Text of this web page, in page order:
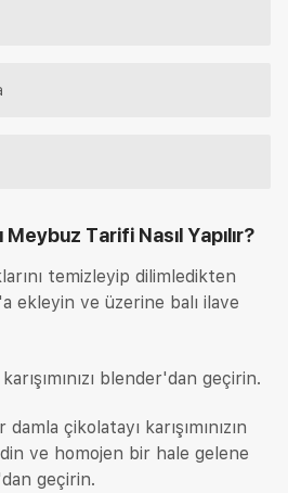
Meybuz Tarifi Nasıl Yapılır?
temizleyip dilimledikten
ekleyin ve üzerine balı ilave
blender'dan geçirin.
çikolatayı karışımınızın
ve homojen bir hale gelene
geçirin.